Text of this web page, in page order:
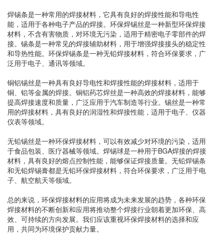
焊锡条是一种常用的焊接材料，它具有良好的焊接性能和导电性
能，适用于各种电子产品的焊接。环保焊锡丝是一种新型环保焊接
材料，不含有害物质，对环境无污染，适用于精密电子零部件的焊
接。锡条是一种常见的焊接辅助材料，用于增强焊接接头的稳定性
和导热性能。环保焊锡条是一种无铅焊接材料，符合环保要求，广
泛用于电子、通讯等领域。
铜铝锡丝是一种具有良好导电性和焊接性能的焊接材料，适用于
铜、铝等金属的焊接。铜铝药芯焊丝是一种高效的焊接材料，能够
提高焊接速度和质量，广泛应用于汽车制造等行业。锡丝是一种常
用的焊接材料，具有良好的润湿性和焊接性能，适用于电子、仪器
仪表等领域。
无铅锡丝是一种环保焊接材料，可以有效减少对环境的污染，适用
于食品包装、医疗器械等领域。焊锡球是一种用于BGA焊接的焊接
材料，具有良好的熔点控制性能，能够保证焊接质量。无铅焊锡条
和无铅焊锡膏都是无铅环保焊接材料，符合环保要求，广泛用于电
子、航空航天等领域。
总的来说，环保焊接材料的应用将成为未来发展的趋势，各种环保
焊接材料的不断创新和应用将推动整个焊接行业朝着更加环保、高
效、可持续的方向发展。我们应该重视环保焊接材料的选择和应
用，共同为环境保护贡献力量。